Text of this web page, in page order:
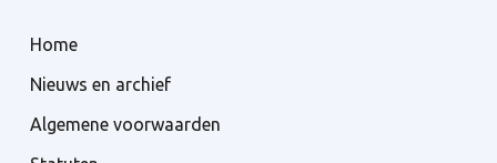
Home
Nieuws en archief
Algemene voorwaarden